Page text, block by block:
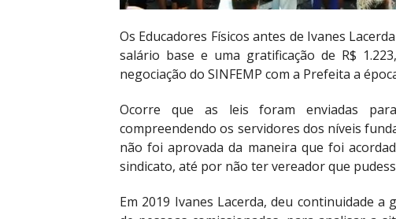
Os Educadores Físicos antes de Ivanes
salário base e uma gratificação de R$
negociação do SINFEMP com a Prefeita a
Ocorre que as leis foram enviadas
compreendendo os servidores dos níveis
não foi aprovada da maneira que foi
sindicato, até por não ter vereador que
Em 2019 Ivanes Lacerda, deu continuidade